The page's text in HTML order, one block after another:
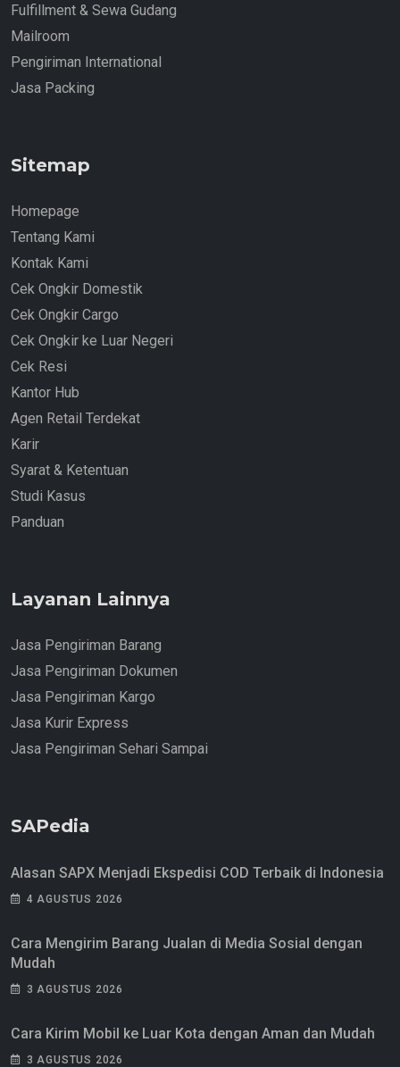
Fulfillment & Sewa Gudang
Mailroom
Pengiriman International
Jasa Packing
Sitemap
Homepage
Tentang Kami
Kontak Kami
Cek Ongkir Domestik
Cek Ongkir Cargo
Cek Ongkir ke Luar Negeri
Cek Resi
Kantor Hub
Agen Retail Terdekat
Karir
Syarat & Ketentuan
Studi Kasus
Panduan
Layanan Lainnya
Jasa Pengiriman Barang
Jasa Pengiriman Dokumen
Jasa Pengiriman Kargo
Jasa Kurir Express
Jasa Pengiriman Sehari Sampai
SAPedia
Alasan SAPX Menjadi Ekspedisi COD Terbaik di Indonesia
4 AGUSTUS 2026
Cara Mengirim Barang Jualan di Media Sosial dengan
Mudah
3 AGUSTUS 2026
Cara Kirim Mobil ke Luar Kota dengan Aman dan Mudah
3 AGUSTUS 2026